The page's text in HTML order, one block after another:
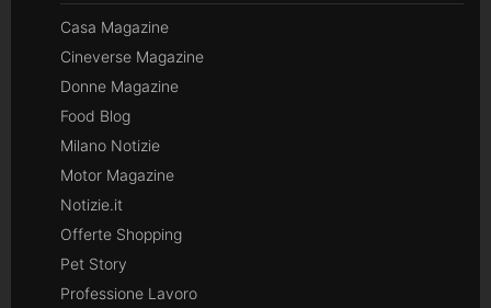
Casa Magazine
Cineverse Magazine
Donne Magazine
Food Blog
Milano Notizie
Motor Magazine
Notizie.it
Offerte Shopping
Pet Story
Professione Lavoro